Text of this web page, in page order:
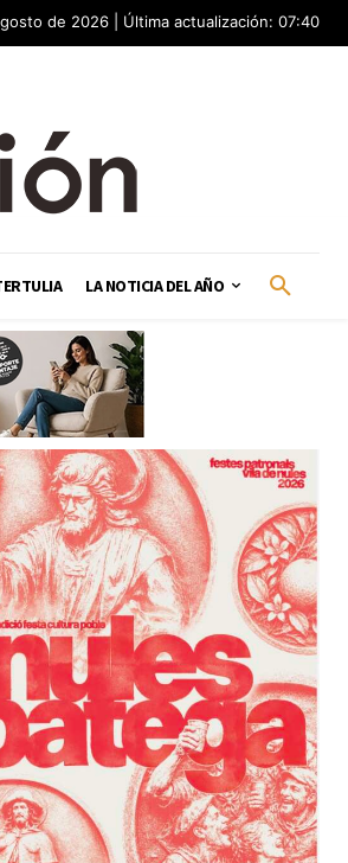
de 2026 | Última actualización: 07:40
LA NOTICIA DEL AÑO